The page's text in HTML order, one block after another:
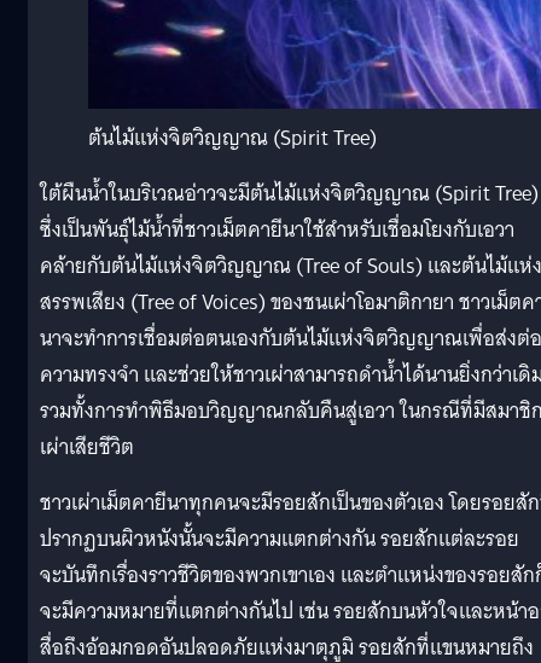
ต้นไม้แห่งจิตวิญญาณ (Spirit Tree)
ใต้ผืนน้ำในบริเวณอ่าวจะมีต้นไม้แห่งจิตวิญญาณ (Spirit Tree)
ซึ่งเป็นพันธ์ุไม้น้ำที่ชาวเม็ตคายีนาใช้สำหรับเชื่อมโยงกับเอวา
คล้ายกับต้นไม้แห่งจิตวิญญาณ (Tree of Souls) และต้นไม้แห่ง
สรรพเสียง (Tree of Voices) ของชนเผ่าโอมาติกายา ชาวเม็ต
นาจะทำการเชื่อมต่อตนเองกับต้นไม้แห่งจิตวิญญาณเพื่อส่งต่อ
ความทรงจำ และช่วยให้ชาวเผ่าสามารถดำน้ำได้นานยิ่งกว่าเดิ
รวมทั้งการทำพิธีมอบวิญญาณกลับคืนสู่เอวา ในกรณีที่มีสมาชิ
เผ่าเสียชีวิต
ชาวเผ่าเม็ตคายีนาทุกคนจะมีรอยสักเป็นของตัวเอง โดยรอยสั
ปรากฏบนผิวหนังนั้นจะมีความแตกต่างกัน รอยสักแต่ละรอย
จะบันทึกเรื่องราวชีวิตของพวกเขาเอง และตำแหน่งของรอยสั
จะมีความหมายที่แตกต่างกันไป เช่น รอยสักบนหัวใจและหน้า
สื่อถึงอ้อมกอดอันปลอดภัยแห่งมาตุภูมิ รอยสักที่แขนหมายถึง